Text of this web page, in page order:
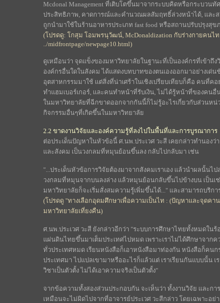
Mcdonal Management ที่เติบโตขึ้นมาจากระบบคิดหรือกระบวน
ประสิทธิภาพ, คาดการณ์และคำนวณผลสัมฤทธิ์ล่วงหน้าได้, และ
ถูกนำมาใช้ในร้านอาหารประเภท fast food หรือสถานปรับปรุงสุข
(โปรดดู: โกสุม โอมพรนุวัฒน์, McDonaldization กับร่างกายคนไ
../midfrontpage/newpage10.html)
ดูเหมือนว่า จุดแข็งของมหาวิทยาลัยในฐานะที่เป็นองค์กรที่เข้าถึ
องค์กรอื่นใดในสังคม ได้แสดงบทบาทของตนเองออกมาอย่างเด่
อุตสาหกรรมมาใช้ แต่สิ่งที่น่าเศร้าในเชิงเปรียบเทียบก็คือ คนที่
ทำแฮมเบอร์เกอร์, และคนทำหน้าที่รับเงิน, ไม่ได้รู้หน้าที่ของคนอื่
ในมหาวิทยาลัยที่ฉีกขาดออกจากกันนี้ก็ไม่รู้อะไรเกี่ยวกับส่วนหน่
กิจกรรมอื่นๆที่เกิดขึ้นในมหาวิทยาลัย
2.2 ขาดงานวิจัยและองค์ความรู้ที่ลงไปในพื้นที่และการบูรณาการ
ต่อประเด็นปัญหาในหัวข้อนี้ ศ.นพ.ประเวศ วะสี เคยกล่าวทำนอง
และสังคม เป็นวงกลมที่หมุนย้อนขึ้นลง กลับไปกลับมา เช่น
"...ประเด็นหัวข้อการวิจัยต้องมาจากสังคมเราเอง แล้วนำผลนั้น
วงกลมที่หมุนจากบนลงล่าง แล้วหมุนย้อนกลับขึ้นไปข้างบน เป็นเ
มหาวิทยาลัยก็จะเริ่มสั่งสมความรู้เพิ่มขึ้นได้..." และสามารถบริก
(โปรดดู "ทางเลือกอุดมศึกษาเพื่อความเป็นไท : (ปัญหาและจุดคา
มหาวิทยาลัยเที่ยงคืน)
ศ.นพ.ประเวศ วะสี ยังกล่าวอีกว่า "ระบบการศึกษาไทยทั้งหมดใน
แผ่นดินไทยขึ้นมาเต็มประเทศไปหมด เพราะเราไม่ได้ศึกษาจากค
ทั่วประเทศหมด เรียนหนังสือก็เอาหนังสือมาท่องกัน หนังสือก็คนก
ประเทศมา ไปแปลเขามาหรืออะไรก็แล้วแต่ เราเรียนกันแบบนั้น เ
วิชาเป็นตัวตั้ง ไม่ได้เอาความจริงเป็นตัวตั้ง"
จากข้อความทั้งสองส่วนประกอบกัน จะเห็นว่า ทั้งงานวิจัย และก
เหมือนจะไม่ผิดไปจากที่อาจารย์ประเวศ วะสีกล่าว โดยเฉพาะอย่